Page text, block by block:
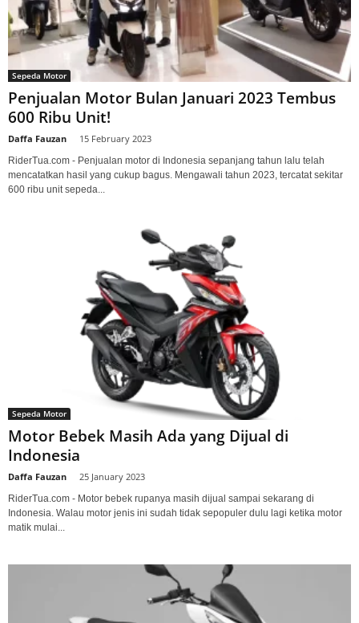
Sepeda Motor
Penjualan Motor Bulan Januari 2023 Tembus
600 Ribu Unit!
Daffa Fauzan 15 February 2023
RiderTua.com - Penjualan motor di Indonesia sepanjang tahun lalu telah
mencatatkan hasil yang cukup bagus. Mengawali tahun 2023, tercatat sekitar
600 ribu unit sepeda...
Sepeda Motor
Motor Bebek Masih Ada yang Dijual di
Indonesia
Daffa Fauzan 25 January 2023
RiderTua.com - Motor bebek rupanya masih dijual sampai sekarang di
Indonesia. Walau motor jenis ini sudah tidak sepopuler dulu lagi ketika motor
matik mulai...